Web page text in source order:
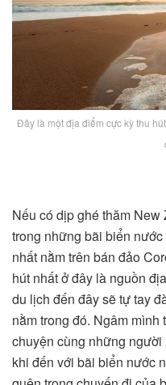
Đây là một địa điểm cực kỳ thu
Nếu có dịp ghé thăm
trong những bãi biển
nhất nằm trên bán đảo
hút nhất ở đây là nguồn
du lịch đến đây sẽ tự tay
nằm trong đó. Ngâm
chuyện cùng những
khi đến với bãi biển nước